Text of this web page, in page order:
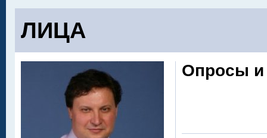
ЛИЦА
Опросы и